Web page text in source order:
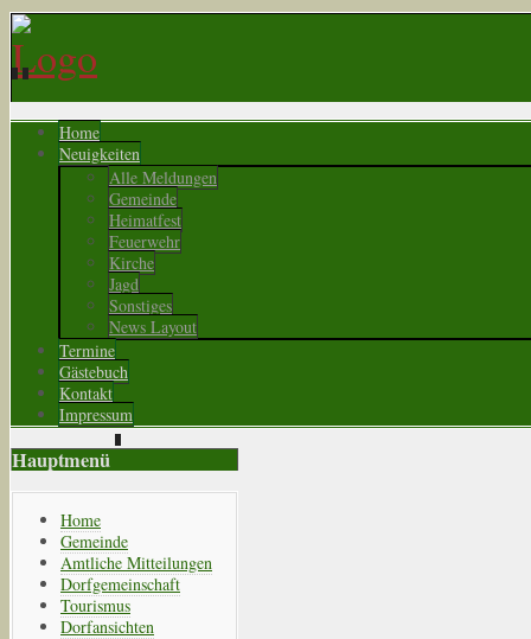
Home
Neuigkeiten
Alle Meldungen
Gemeinde
Heimatfest
Feuerwehr
Kirche
Jagd
Sonstiges
News Layout
Termine
Gästebuch
Kontakt
Impressum
Hauptmenü
Home
Gemeinde
Amtliche Mitteilungen
Dorfgemeinschaft
Tourismus
Dorfansichten